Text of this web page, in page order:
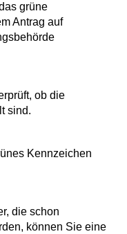
grüne
Antrag auf
ob die
sind.
Kennzeichen
die schon
können Sie eine